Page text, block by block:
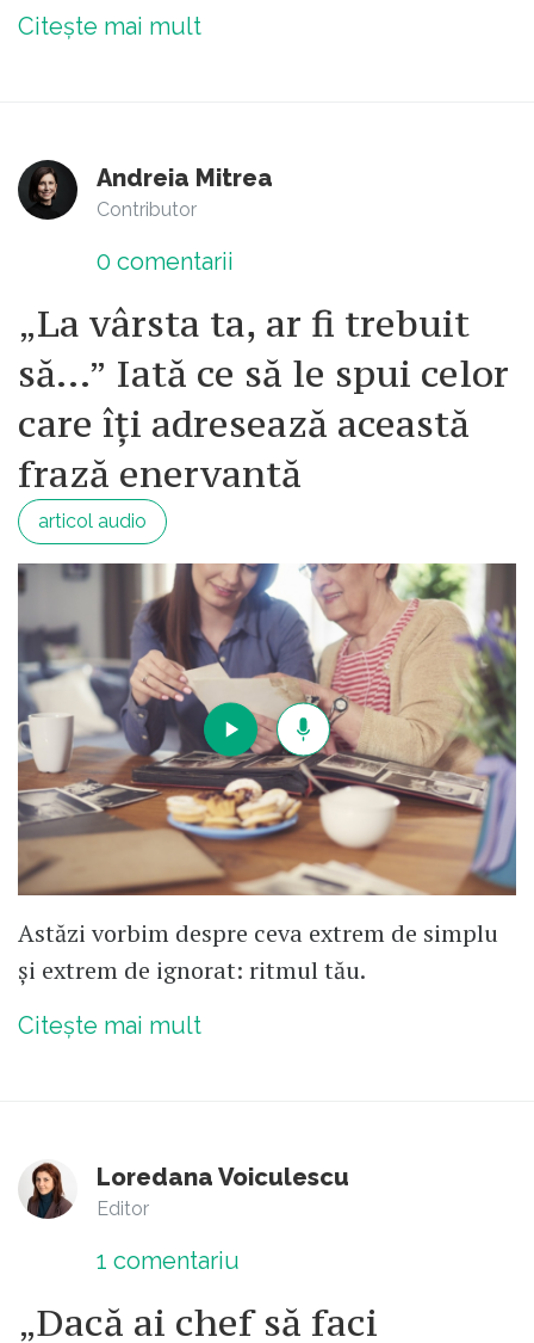
Citește mai mult
Andreia Mitrea
Contributor
0 comentarii
„La vârsta ta, ar fi trebuit
să...” Iată ce să le spui celor
care îți adresează această
frază enervantă
articol audio
Astăzi vorbim despre ceva extrem de simplu
și extrem de ignorat: ritmul tău.
Citește mai mult
Loredana Voiculescu
Editor
1 comentariu
„Dacă ai chef să faci